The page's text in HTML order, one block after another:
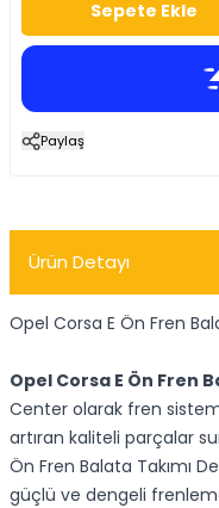
Sepete Ekle
Paylaş
Ürün Detayı
Opel Corsa E Ön Fren
Opel Corsa E Ön Fren
Center olarak fren
artıran kaliteli parçalar
Ön Fren Balata Takımı
güçlü ve dengeli